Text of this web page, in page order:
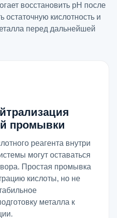
восстановить pH после
остаточную кислотность и
перед дальнейшей
промывки
реагента внутри
могут оставаться
Простая промывка
кислоты, но не
металла к